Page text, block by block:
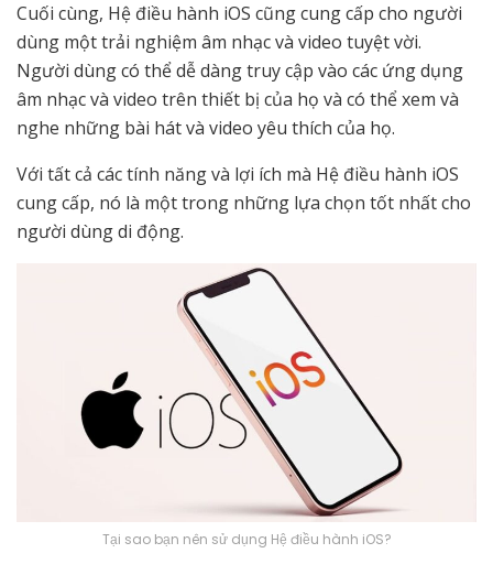
Cuối cùng, Hệ điều hành iOS cũng cung cấp cho người
dùng một trải nghiệm âm nhạc và video tuyệt vời.
Người dùng có thể dễ dàng truy cập vào các ứng dụng
âm nhạc và video trên thiết bị của họ và có thể xem và
nghe những bài hát và video yêu thích của họ.
Với tất cả các tính năng và lợi ích mà Hệ điều hành iOS
cung cấp, nó là một trong những lựa chọn tốt nhất cho
người dùng di động.
Tại sao bạn nên sử dụng Hệ điều hành iOS?